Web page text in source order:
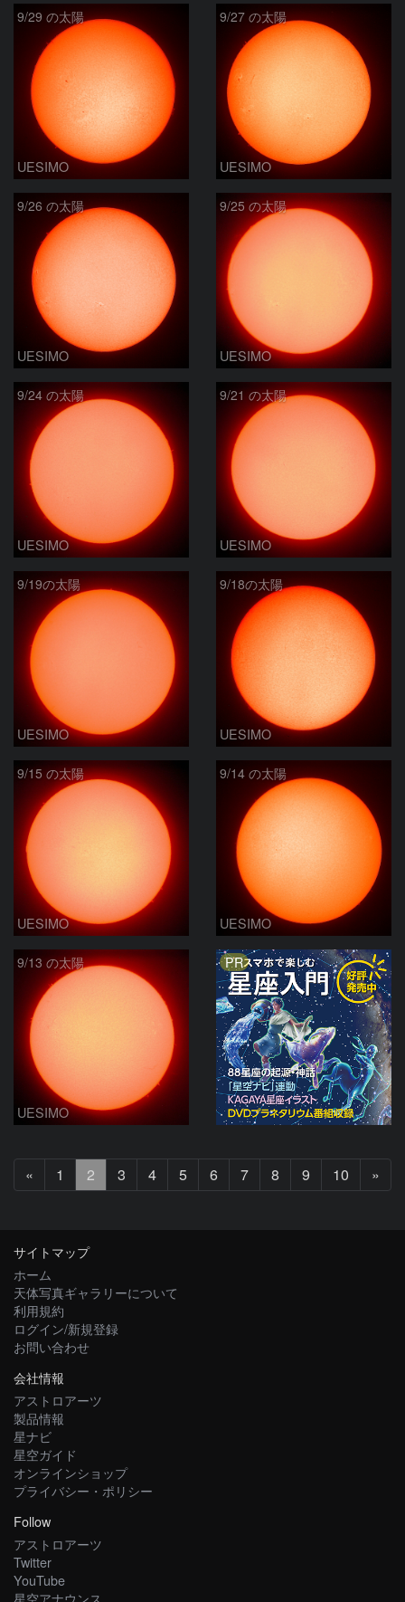
9/29 の太陽
UESIMO
9/27 の太陽
UESIMO
9/26 の太陽
UESIMO
9/25 の太陽
UESIMO
9/24 の太陽
UESIMO
9/21 の太陽
UESIMO
9/19の太陽
UESIMO
9/18の太陽
UESIMO
9/15 の太陽
UESIMO
9/14 の太陽
UESIMO
9/13 の太陽
UESIMO
PR
«
へ
1 2 3 4 5 6 7 8 9 10 »
へ
サイトマップ
ホーム
天体写真ギャラリーについて
利用規約
ログイン/新規登録
お問い合わせ
会社情報
アストロアーツ
製品情報
星ナビ
星空ガイド
オンラインショップ
プライバシー・ポリシー
Follow
アストロアーツ
Twitter
YouTube
星空アナウンス